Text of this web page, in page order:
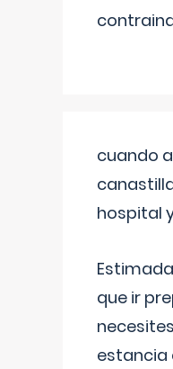
cuando
hospital
que ir
estancia